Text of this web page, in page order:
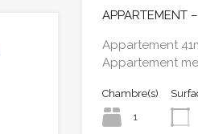
APPARTEMENT
Appartement
Appartement
Chambre(s)
1